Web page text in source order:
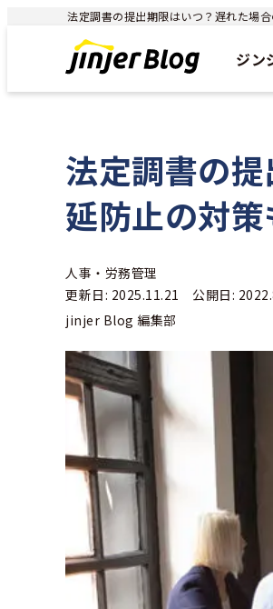
法定調書の提出期限はいつ？遅れた場
ジン
法定調書の
延防止の対
人事・労務管理
更新日: 2025.11.21 公開日:
jinjer Blog 編集部